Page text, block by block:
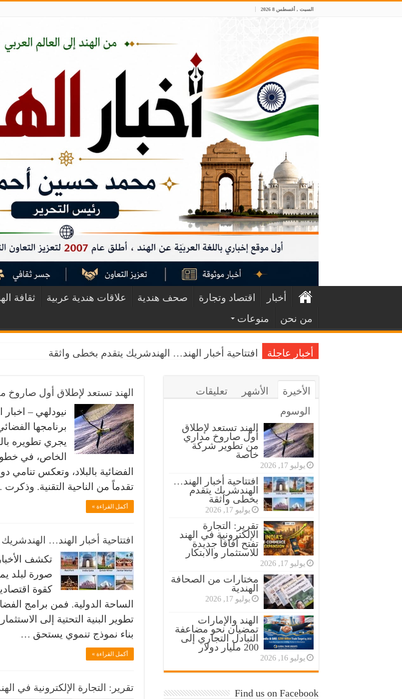
السبت , أغسطس 8 2026
أخبار اقتصاد وتجارة صحف هندية علاقات هندية عربية ثقافة
من نحن
منوعات
أخبار عاجلة افتتاحية أخبار الهند… الهندشريك يتقدم بخطى واثقة
الهند تستعد لإطلاق أول
نيودلهي –
برنامجها
يجري تطويره
الخاص، في
الفضائية بالبلاد، وتعكس
تقدماً من الناحية التقنية.
أكمل القراءة »
افتتاحية أخبار الهند…
تكشف
صورة لبلد
كقوة
الساحة الدولية. فمن برامج
تطوير البنية التحتية إلى
بناء نموذج تنموي يستحق …
أكمل القراءة »
تقرير: التجارة الإلكترونية في
الأخيرة الأشهر
تعليقات
الوسوم
الهند تستعد لإطلاق
أول صاروخ مداري
من تطوير شركة
خاصة
يوليو 17, 2026
افتتاحية أخبار الهند…
الهندشريك يتقدم
بخطى واثقة
يوليو 17, 2026
تقرير: التجارة
الإلكترونية في الهند
تفتح آفاقاً جديدة
للاستثمار والابتكار
يوليو 17, 2026
مختارات من الصحافة
الهندية
يوليو 17, 2026
الهند والإمارات
تمضيان نحو مضاعفة
التبادل التجاري إلى
200 مليار دولار
يوليو 16, 2026
Find us on Facebook